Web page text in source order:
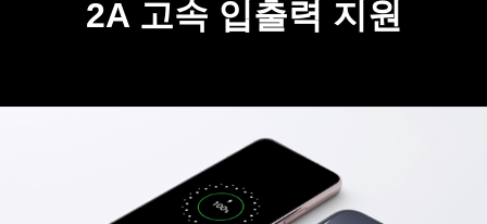
*동시 충전 시 충전 속도 저하가 있을 수 있습니다.
4.